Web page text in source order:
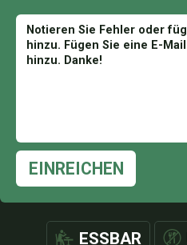
EINREICHEN
ESSBAR